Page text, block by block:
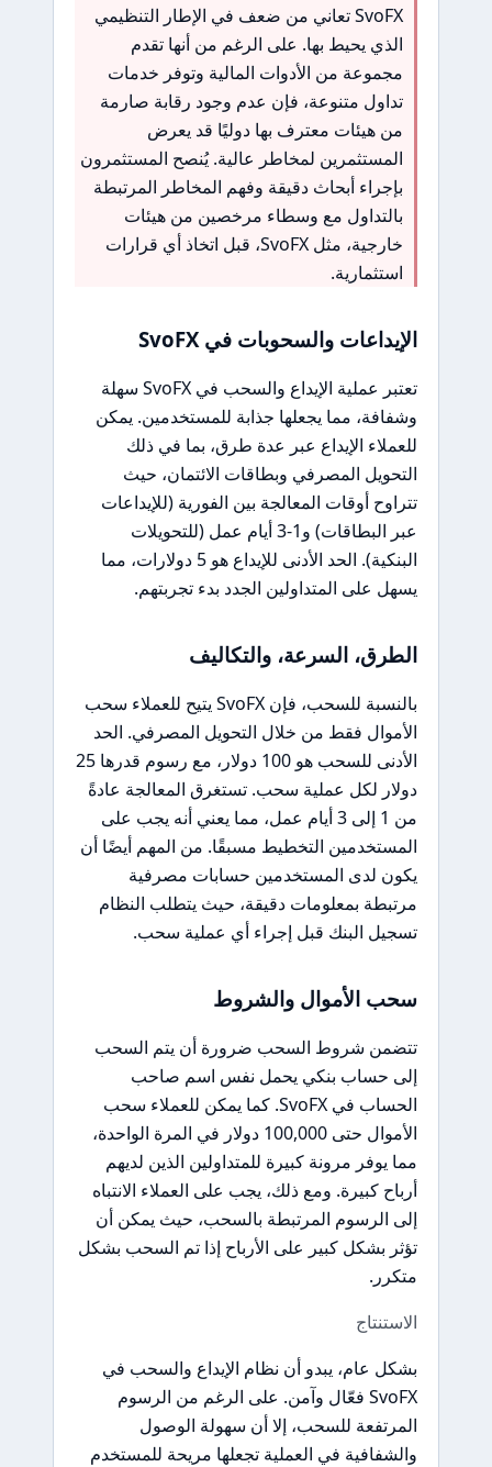
SvoFX تعاني من ضعف في الإطار التنظيمي
الذي يحيط بها. على الرغم من أنها تقدم
مجموعة من الأدوات المالية وتوفر خدمات
تداول متنوعة، فإن عدم وجود رقابة صارمة
من هيئات معترف بها دوليًا قد يعرض
المستثمرين لمخاطر عالية. يُنصح المستثمرون
بإجراء أبحاث دقيقة وفهم المخاطر المرتبطة
بالتداول مع وسطاء مرخصين من هيئات
خارجية، مثل SvoFX، قبل اتخاذ أي قرارات
استثمارية.
الإيداعات والسحوبات في SvoFX
تعتبر عملية الإيداع والسحب في SvoFX سهلة
وشفافة، مما يجعلها جذابة للمستخدمين. يمكن
للعملاء الإيداع عبر عدة طرق، بما في ذلك
التحويل المصرفي وبطاقات الائتمان، حيث
تتراوح أوقات المعالجة بين الفورية (للإيداعات
عبر البطاقات) و1-3 أيام عمل (للتحويلات
البنكية). الحد الأدنى للإيداع هو 5 دولارات، مما
يسهل على المتداولين الجدد بدء تجربتهم.
الطرق، السرعة، والتكاليف
بالنسبة للسحب، فإن SvoFX يتيح للعملاء سحب
الأموال فقط من خلال التحويل المصرفي. الحد
الأدنى للسحب هو 100 دولار، مع رسوم قدرها 25
دولار لكل عملية سحب. تستغرق المعالجة عادةً
من 1 إلى 3 أيام عمل، مما يعني أنه يجب على
المستخدمين التخطيط مسبقًا. من المهم أيضًا أن
يكون لدى المستخدمين حسابات مصرفية
مرتبطة بمعلومات دقيقة، حيث يتطلب النظام
تسجيل البنك قبل إجراء أي عملية سحب.
سحب الأموال والشروط
تتضمن شروط السحب ضرورة أن يتم السحب
إلى حساب بنكي يحمل نفس اسم صاحب
الحساب في SvoFX. كما يمكن للعملاء سحب
الأموال حتى 100,000 دولار في المرة الواحدة،
مما يوفر مرونة كبيرة للمتداولين الذين لديهم
أرباح كبيرة. ومع ذلك، يجب على العملاء الانتباه
إلى الرسوم المرتبطة بالسحب، حيث يمكن أن
تؤثر بشكل كبير على الأرباح إذا تم السحب بشكل
متكرر.
الاستنتاج
بشكل عام، يبدو أن نظام الإيداع والسحب في
SvoFX فعّال وآمن. على الرغم من الرسوم
المرتفعة للسحب، إلا أن سهولة الوصول
والشفافية في العملية تجعلها مريحة للمستخدم